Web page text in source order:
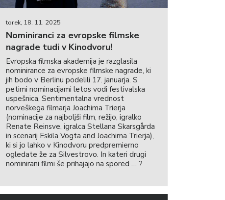
torek, 18. 11. 2025
Nominiranci za evropske filmske
nagrade tudi v Kinodvoru!
Evropska filmska akademija je razglasila
nominirance za evropske filmske nagrade, ki
jih bodo v Berlinu podelili 17. januarja. S
petimi nominacijami letos vodi festivalska
uspešnica, Sentimentalna vrednost
norveškega filmarja Joachima Trierja
(nominacije za najboljši film, režijo, igralko
Renate Reinsve, igralca Stellana Skarsgårda
in scenarij Eskila Vogta and Joachima Trierja),
ki si jo lahko v Kinodvoru predpremierno
ogledate že za Silvestrovo. In kateri drugi
nominirani filmi še prihajajo na spored … ?